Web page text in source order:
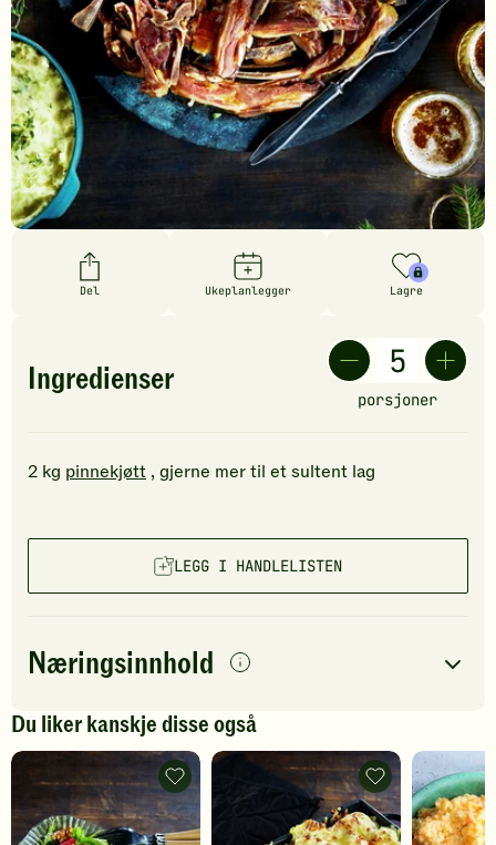
Del Ukeplanlegger Lagre
Ingredienser
porsjoner
2 kg pinnekjøtt , gjerne mer til et sultent lag
LEGG I HANDLELISTEN
Næringsinnhold
perporsjon
Navn på
næringsstoffetantall
Energi 1808kcal
Fett
148g
Du liker kanskje disse også
Salat
med
rødbeter
og
Gratinert
blomkål
-
legg